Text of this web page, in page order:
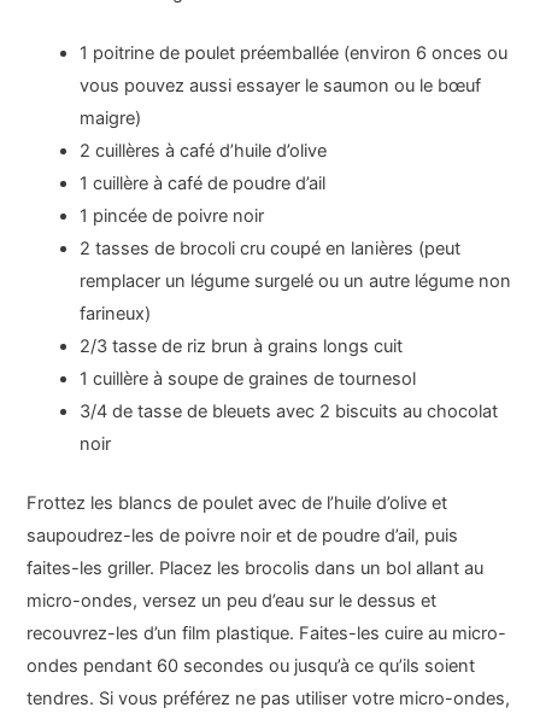
1 poitrine de poulet préemballée (environ 6 onces ou
vous pouvez aussi essayer le saumon ou le bœuf
maigre)
2 cuillères à café d’huile d’olive
1 cuillère à café de poudre d’ail
1 pincée de poivre noir
2 tasses de brocoli cru coupé en lanières (peut
remplacer un légume surgelé ou un autre légume non
farineux)
2/3 tasse de riz brun à grains longs cuit
1 cuillère à soupe de graines de tournesol
3/4 de tasse de bleuets avec 2 biscuits au chocolat
noir
Frottez les blancs de poulet avec de l’huile d’olive et
saupoudrez-les de poivre noir et de poudre d’ail, puis
faites-les griller. Placez les brocolis dans un bol allant au
micro-ondes, versez un peu d’eau sur le dessus et
recouvrez-les d’un film plastique. Faites-les cuire au micro-
ondes pendant 60 secondes ou jusqu’à ce qu’ils soient
tendres. Si vous préférez ne pas utiliser votre micro-ondes,